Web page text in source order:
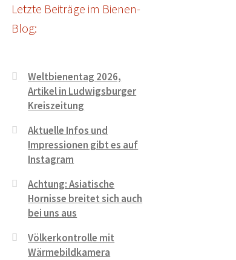
Letzte Beiträge im Bienen-
Blog:
Weltbienentag 2026,
Artikel in Ludwigsburger
Kreiszeitung
Aktuelle Infos und
Impressionen gibt es auf
Instagram
Achtung: Asiatische
Hornisse breitet sich auch
bei uns aus
Völkerkontrolle mit
Wärmebildkamera